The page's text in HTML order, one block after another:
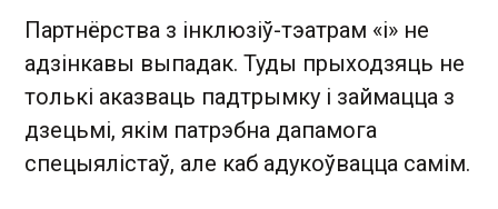
Партнёрства з інклюзіў-тэатрам «і» не
адзінкавы выпадак. Туды прыходзяць не
толькі аказваць падтрымку і займацца з
дзецьмі, якім патрэбна дапамога
спецыялістаў, але каб адукоўвацца самім.